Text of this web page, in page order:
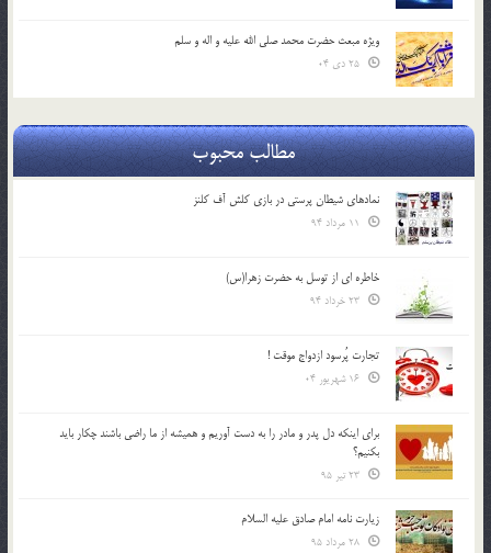
ویژه مبعث حضرت محمد صلی الله علیه و اله و سلم
مطالب محبوب
نمادهای شیطان پرستی در بازی کلش آف کلنز
خاطره ای از توسل به حضرت زهرا(س)
تجارت پُرسود ازدواج موقت !
براي اينكه دل پدر و مادر را به دست آوريم و هميشه از ما راضي باشند چكار بايد
بكنيم؟
زیارت نامه امام صادق علیه السلام